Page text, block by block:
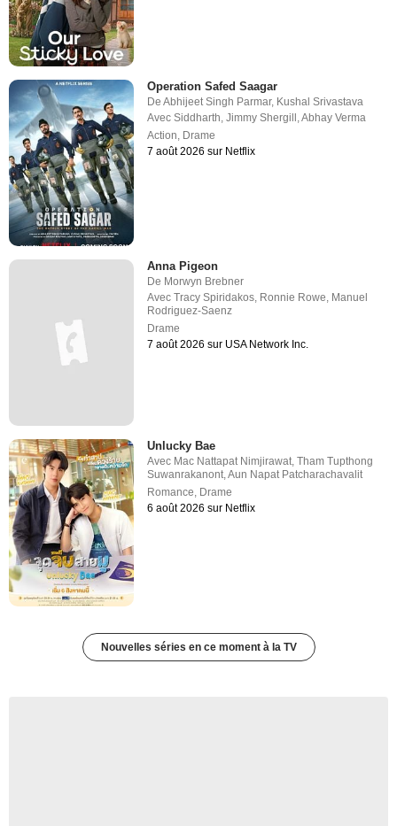
Operation Safed Saagar
DeAbhijeet Singh Parmar, Kushal Srivastava
AvecSiddharth ,Jimmy Shergill ,Abhay Verma
Action Drame
7 août 2026 sur Netflix
Anna Pigeon
De Morwyn Brebner
AvecTracy Spiridakos, Ronnie Rowe, Manuel
Rodriguez-Saenz
Drame
7 août 2026 sur USA Network Inc.
Unlucky Bae
Avec Mac Nattapat Nimjirawat,Tham Tupthong
Suwanrakanont,Aun Napat Patcharachavalit
Romance, Drame
6 août 2026 sur Netflix
Nouvelles séries en ce moment à la TV